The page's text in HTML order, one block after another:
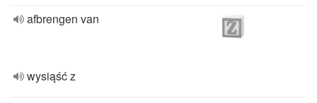
afbrengen van
wysiąść z